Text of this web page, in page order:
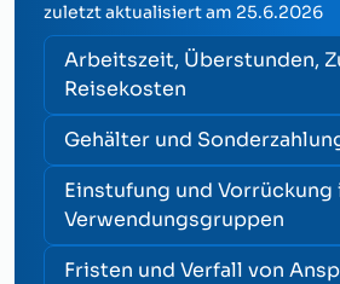
zuletzt aktualisiert am 25.6.2026
Arbeitszeit, Überstunden,
Reisekosten
Gehälter und
Einstufung und Vorrückung
Verwendungsgruppen
Fristen und Verfall von